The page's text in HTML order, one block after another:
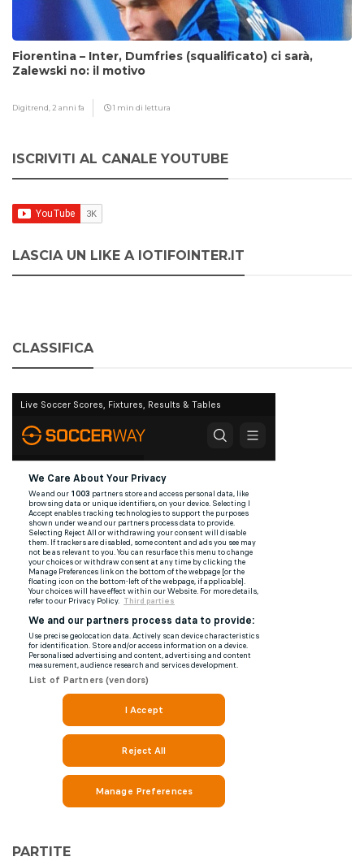
Fiorentina – Inter, Dumfries (squalificato) ci sarà,
Zalewski no: il motivo
Digitrend, 2 anni fa 1 min di lettura
ISCRIVITI AL CANALE YOUTUBE
LASCIA UN LIKE A IOTIFOINTER.IT
CLASSIFICA
PARTITE